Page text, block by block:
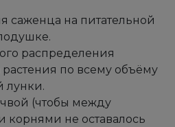
саженца на питательной
распределения
по всему объёму
лунки.
(чтобы между
корнями не оставалось